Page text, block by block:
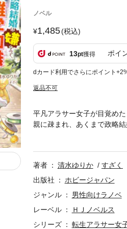
ノベル
1,485(税込)
13pt獲得 ポイ
dカード利用でさらにポイント
返品不可
平凡アラサー女子が目覚め
親に疎まれ、あくまで政略
著者
清水ゆりか
すざく
出版社
ホビージャパン
ジャンル
男性向けラノベ
レーベル
ＨＪノベルス
シリーズ
転生アラサー女